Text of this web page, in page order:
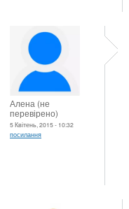
Алена (не
перевірено)
5 Квітень, 2015 - 10:32
посилання